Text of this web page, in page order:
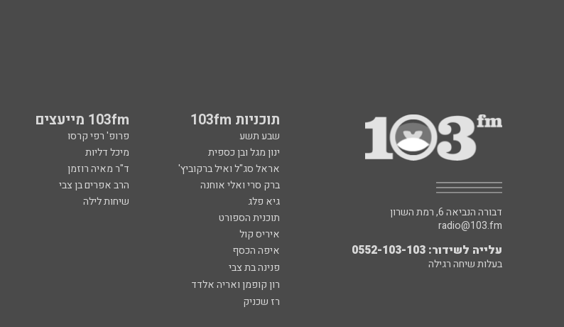
תוכניות 103fm 103fm מייעצים
שבע תשע פרופ' רפי קרסו
ינון מגל ובן כספית
מיכל דליות
אראל סג"ל ואיל ברקוביץ'
ד"ר מאיה רוזמן
ברק סרי ואלי אוחנה
הרב אפרים בן צבי
גיא פלג
שיחות לילה
תוכנית הספורט
איריס קול
איפה הכסף
פנינה בת צבי
רון קופמן ואריה אלדד
רז שכניק
דבורה הנביאה 6, רמת השרון
radio@103.fm
עלייה לשידור: 0552-103-103
בעלות שיחה רגילה